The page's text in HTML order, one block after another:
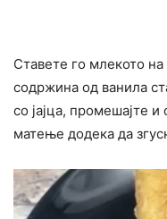
Ставете го млекото на
содржина од ванила
со јајца, промешајте и
матење додека да